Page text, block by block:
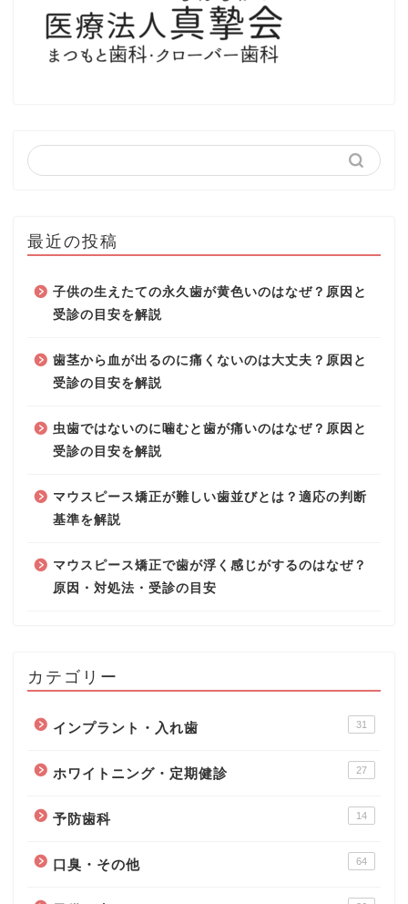
最近の投稿
子供の生えたての永久歯が黄色いのはなぜ？原因と
受診の目安を解説
歯茎から血が出るのに痛くないのは大丈夫？原因と
受診の目安を解説
虫歯ではないのに噛むと歯が痛いのはなぜ？原因と
受診の目安を解説
マウスピース矯正が難しい歯並びとは？適応の判断
基準を解説
マウスピース矯正で歯が浮く感じがするのはなぜ？
原因・対処法・受診の目安
カテゴリー
インプラント・入れ歯 31
ホワイトニング・定期健診 27
予防歯科 14
口臭・その他 64